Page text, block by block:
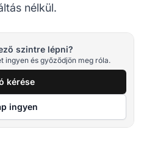
nélkül.
szintre lépni?
ingyen és győződjön meg róla.
kérése
ingyen